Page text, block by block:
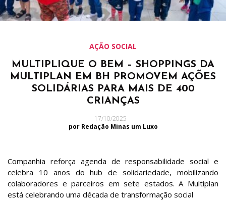
AÇÃO SOCIAL
MULTIPLIQUE O BEM – SHOPPINGS DA
MULTIPLAN EM BH PROMOVEM AÇÕES
SOLIDÁRIAS PARA MAIS DE 400
CRIANÇAS
17/10/2025
por Redação Minas um Luxo
Companhia reforça agenda de responsabilidade social e
celebra 10 anos do hub de solidariedade, mobilizando
colaboradores e parceiros em sete estados. A Multiplan
está celebrando uma década de transformação social